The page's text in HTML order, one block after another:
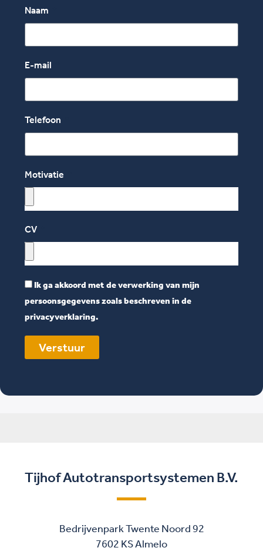
Naam
E-mail
Telefoon
Motivatie
CV
Ik ga akkoord met de verwerking van mijn
persoonsgegevens zoals beschreven in de
privacyverklaring.
Verstuur
Tijhof Autotransportsystemen B.V.
Bedrijvenpark Twente Noord 92
7602 KS Almelo